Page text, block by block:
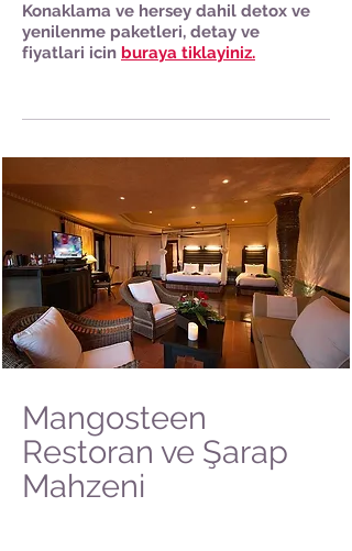
Konaklama ve hersey dahil detox ve
yenilenme paketleri, detay ve
fiyatlari icin buraya tiklayiniz.
Mangosteen
Restoran ve Şarap
Mahzeni